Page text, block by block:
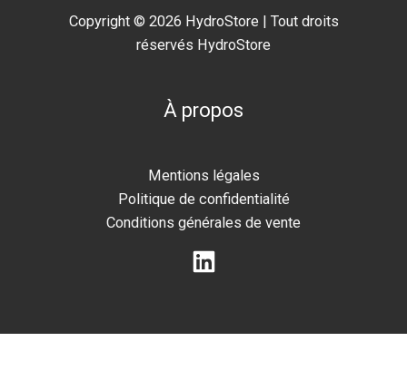
Copyright © 2026 HydroStore | Tout droits
réservés HydroStore
À propos
Mentions légales
Politique de confidentialité
Conditions générales de vente